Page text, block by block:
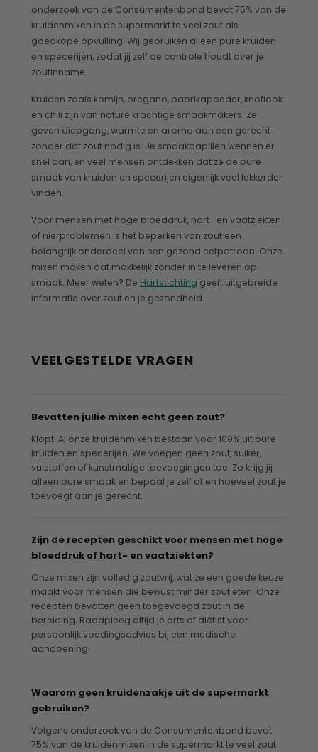
onderzoek van de Consumentenbond bevat 75% van de
kruidenmixen in de supermarkt te veel zout als
goedkope opvulling. Wij gebruiken alleen pure kruiden
en specerijen, zodat jij zelf de controle houdt over je
zoutinname.
Kruiden zoals komijn, oregano, paprikapoeder, knoflook
en chili zijn van nature krachtige smaakmakers. Ze
geven diepgang, warmte en aroma aan een gerecht
zonder dat zout nodig is. Je smaakpapillen wennen er
snel aan, en veel mensen ontdekken dat ze de pure
smaak van kruiden en specerijen eigenlijk veel lekkerder
vinden.
Voor mensen met hoge bloeddruk, hart- en vaatziekten
of nierproblemen is het beperken van zout een
belangrijk onderdeel van een gezond eetpatroon. Onze
mixen maken dat makkelijk zonder in te leveren op
smaak. Meer weten? De Hartstichting geeft uitgebreide
informatie over zout en je gezondheid.
VEELGESTELDE VRAGEN
Bevatten jullie mixen echt geen zout?
Klopt. Al onze kruidenmixen bestaan voor 100% uit pure
kruiden en specerijen. We voegen geen zout, suiker,
vulstoffen of kunstmatige toevoegingen toe. Zo krijg jij
alleen pure smaak en bepaal je zelf of en hoeveel zout je
toevoegt aan je gerecht.
Zijn de recepten geschikt voor mensen met hoge
bloeddruk of hart- en vaatziekten?
Onze mixen zijn volledig zoutvrij, wat ze een goede keuze
maakt voor mensen die bewust minder zout eten. Onze
recepten bevatten geen toegevoegd zout in de
bereiding. Raadpleeg altijd je arts of diëtist voor
persoonlijk voedingsadvies bij een medische
aandoening.
Waarom geen kruidenzakje uit de supermarkt
gebruiken?
Volgens onderzoek van de Consumentenbond bevat
75% van de kruidenmixen in de supermarkt te veel zout